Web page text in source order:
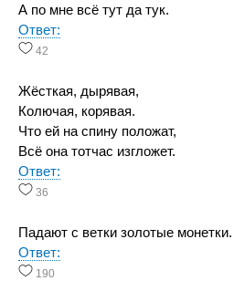
А по мне всё тут да тук.
Ответ:
42
Жёсткая, дырявая,
Колючая, корявая.
Что ей на спину положат,
Всё она тотчас изгложет.
Ответ:
36
Падают с ветки золотые монетки.
Ответ:
190